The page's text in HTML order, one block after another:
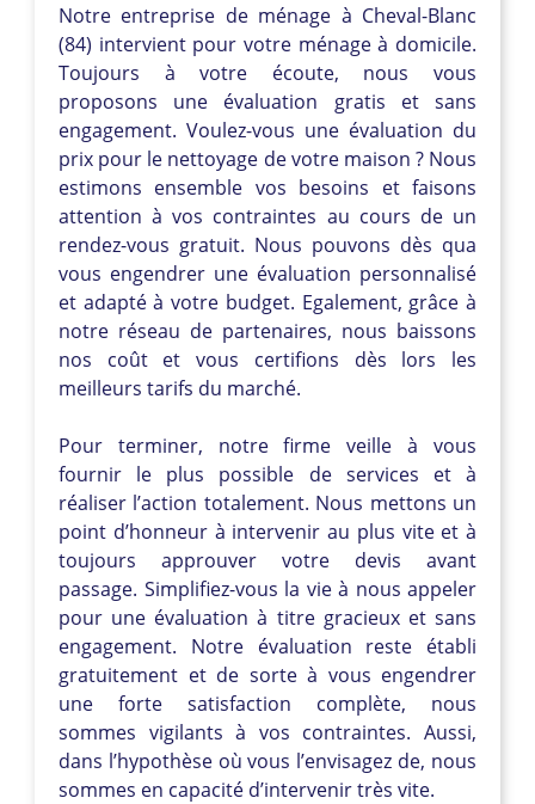
Notre entreprise de ménage à Cheval-Blanc
(84) intervient pour votre ménage à domicile.
Toujours à votre écoute, nous vous
proposons une évaluation gratis et sans
engagement. Voulez-vous une évaluation du
prix pour le nettoyage de votre maison ? Nous
estimons ensemble vos besoins et faisons
attention à vos contraintes au cours de un
rendez-vous gratuit. Nous pouvons dès qua
vous engendrer une évaluation personnalisé
et adapté à votre budget. Egalement, grâce à
notre réseau de partenaires, nous baissons
nos coût et vous certifions dès lors les
meilleurs tarifs du marché.
Pour terminer, notre firme veille à vous
fournir le plus possible de services et à
réaliser l’action totalement. Nous mettons un
point d’honneur à intervenir au plus vite et à
toujours approuver votre devis avant
passage. Simplifiez-vous la vie à nous appeler
pour une évaluation à titre gracieux et sans
engagement. Notre évaluation reste établi
gratuitement et de sorte à vous engendrer
une forte satisfaction complète, nous
sommes vigilants à vos contraintes. Aussi,
dans l’hypothèse où vous l’envisagez de, nous
sommes en capacité d’intervenir très vite.